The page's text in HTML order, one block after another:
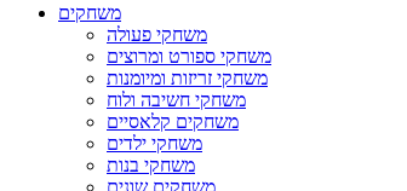
משחקים
משחקי פעולה
משחקי ספורט ומרוצים
משחקי זריזות ומיומנות
משחקי חשיבה ולוח
משחקים קלאסיים
משחקי ילדים
משחקי בנות
משחקים שונים